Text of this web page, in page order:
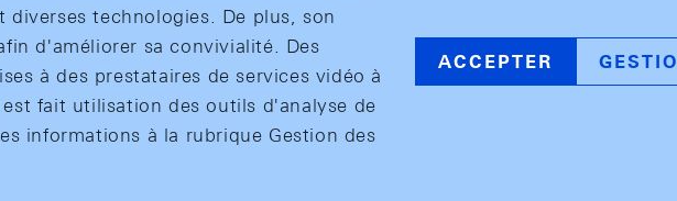
technologies. De plus, son
d'améliorer sa convivialité. Des
à des prestataires de services vidéo à
fait utilisation des outils d'analyse de
informations à la rubrique Gestion des
ACCEPTER